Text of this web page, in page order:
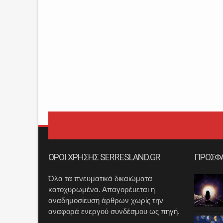
ΟΡΟΙ ΧΡΗΣΗΣ SERRESLAND.GR
Όλα τα πνευματικά δικαιώματα
κατοχυρωμένα. Απαγορέυεται η
αναδημοσίευση άρθρων χωρίς την
αναφορά ενεργού συνδέσμου ως πηγή.